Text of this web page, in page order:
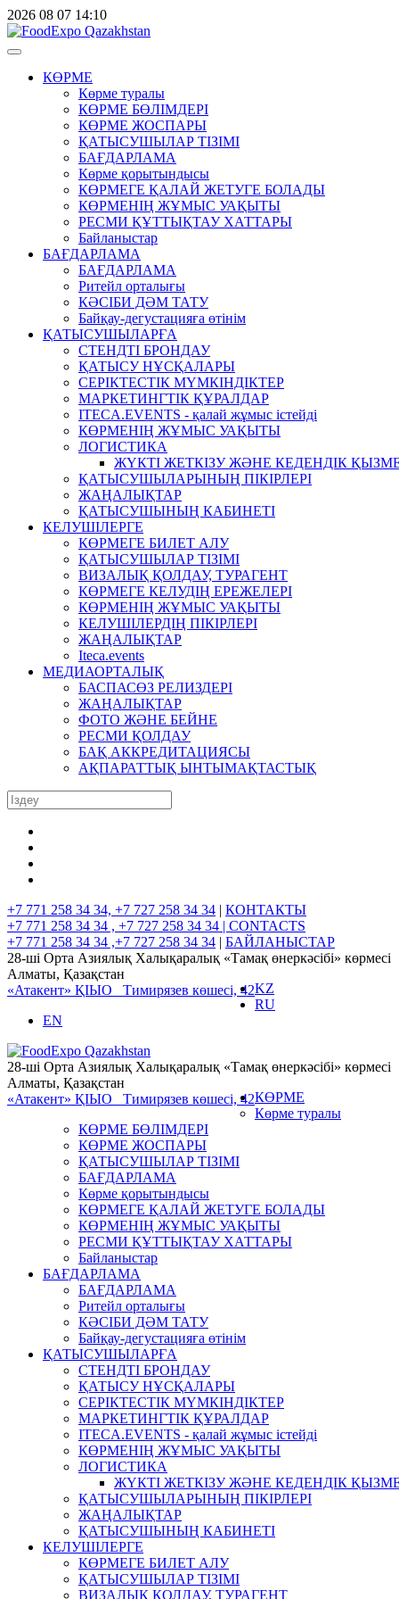
2026 08 07 14:10
КӨРМЕ
Көрме туралы
КӨРМЕ БӨЛІМДЕРІ
КӨРМЕ ЖОСПАРЫ
ҚАТЫСУШЫЛАР ТІЗІМІ
БАҒДАРЛАМА
Көрме қорытындысы
КӨРМЕГЕ ҚАЛАЙ ЖЕТУГЕ БОЛАДЫ
КӨРМЕНІҢ ЖҰМЫС УАҚЫТЫ
РЕСМИ ҚҰТТЫҚТАУ ХАТТАРЫ
Байланыстар
БАҒДАРЛАМА
БАҒДАРЛАМА
Ритейл орталығы
КӘСІБИ ДӘМ ТАТУ
Байқау-дегустацияға өтінім
ҚАТЫСУШЫЛАРҒА
СТЕНДТІ БРОНДАУ
ҚАТЫСУ НҰСҚАЛАРЫ
СЕРІКТЕСТІК МҮМКІНДІКТЕР
МАРКЕТИНГТІК ҚҰРАЛДАР
ITECA.EVENTS - қалай жұмыс істейді
КӨРМЕНІҢ ЖҰМЫС УАҚЫТЫ
ЛОГИСТИКА
ЖҮКТІ ЖЕТКІЗУ ЖӘНЕ КЕДЕНДІК
ҚАТЫСУШЫЛАРЫНЫҢ ПІКІРЛЕРІ
ЖАҢАЛЫҚТАР
ҚАТЫСУШЫНЫҢ КАБИНЕТІ
КЕЛУШІЛЕРГЕ
КӨРМЕГЕ БИЛЕТ АЛУ
ҚАТЫСУШЫЛАР ТІЗІМІ
ВИЗАЛЫҚ ҚОЛДАУ, ТУРАГЕНТ
КӨРМЕГЕ КЕЛУДІҢ ЕРЕЖЕЛЕРІ
КӨРМЕНІҢ ЖҰМЫС УАҚЫТЫ
КЕЛУШІЛЕРДІҢ ПІКІРЛЕРІ
ЖАҢАЛЫҚТАР
Iteca.events
МЕДИАОРТАЛЫҚ
БАСПАСӨЗ РЕЛИЗДЕРІ
ЖАҢАЛЫҚТАР
ФОТО ЖӘНЕ БЕЙНЕ
РЕСМИ ҚОЛДАУ
БАҚ АККРЕДИТАЦИЯСЫ
АҚПАРАТТЫҚ ЫНТЫМАҚТАСТЫҚ
+7 771 258 34 34, +7 727 258 34 34 | КОНТАКТЫ
+7 771 258 34 34 , +7 727 258 34 34 | CONTACTS
+7 771 258 34 34 ,+7 727 258 34 34 | БАЙЛАНЫСТАР
28-ші Орта Азиялық Халықаралық «Тамақ өнеркәсібі» көрмесі
Алматы, Қазақстан
«Атакент» ҚІЫО Тимирязев көшесі, 42KZ
RU
EN
28-ші Орта Азиялық Халықаралық «Тамақ өнеркәсібі» көрмесі
Алматы, Қазақстан
«Атакент» ҚІЫО Тимирязев көшесі, 42КӨРМЕ
Көрме туралы
КӨРМЕ БӨЛІМДЕРІ
КӨРМЕ ЖОСПАРЫ
ҚАТЫСУШЫЛАР ТІЗІМІ
БАҒДАРЛАМА
Көрме қорытындысы
КӨРМЕГЕ ҚАЛАЙ ЖЕТУГЕ БОЛАДЫ
КӨРМЕНІҢ ЖҰМЫС УАҚЫТЫ
РЕСМИ ҚҰТТЫҚТАУ ХАТТАРЫ
Байланыстар
БАҒДАРЛАМА
БАҒДАРЛАМА
Ритейл орталығы
КӘСІБИ ДӘМ ТАТУ
Байқау-дегустацияға өтінім
ҚАТЫСУШЫЛАРҒА
СТЕНДТІ БРОНДАУ
ҚАТЫСУ НҰСҚАЛАРЫ
СЕРІКТЕСТІК МҮМКІНДІКТЕР
МАРКЕТИНГТІК ҚҰРАЛДАР
ITECA.EVENTS - қалай жұмыс істейді
КӨРМЕНІҢ ЖҰМЫС УАҚЫТЫ
ЛОГИСТИКА
ЖҮКТІ ЖЕТКІЗУ ЖӘНЕ КЕДЕНДІК
ҚАТЫСУШЫЛАРЫНЫҢ ПІКІРЛЕРІ
ЖАҢАЛЫҚТАР
ҚАТЫСУШЫНЫҢ КАБИНЕТІ
КЕЛУШІЛЕРГЕ
КӨРМЕГЕ БИЛЕТ АЛУ
ҚАТЫСУШЫЛАР ТІЗІМІ
ВИЗАЛЫҚ ҚОЛДАУ, ТУРАГЕНТ